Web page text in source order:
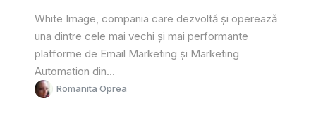
White Image, compania care dezvoltă și operează
una dintre cele mai vechi și mai performante
platforme de Email Marketing și Marketing
Automation din...
Romanita Oprea